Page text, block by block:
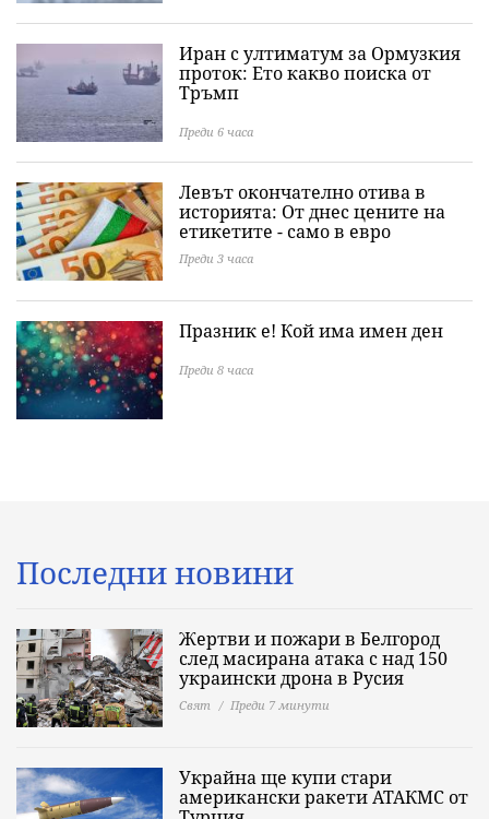
Иран с ултиматум за Ормузкия
проток: Ето какво поиска от
Тръмп
Преди 6 часа
Левът окончателно отива в
историята: Oт днес цените на
етикетите - само в евро
Преди 3 часа
Празник е! Кой има имен ден
Преди 8 часа
Последни новини
Жертви и пожари в Белгород
след масирана атака с над 150
украински дрона в Русия
Свят Преди 7 минути
Украйна ще купи стари
американски ракети АТАКМС от